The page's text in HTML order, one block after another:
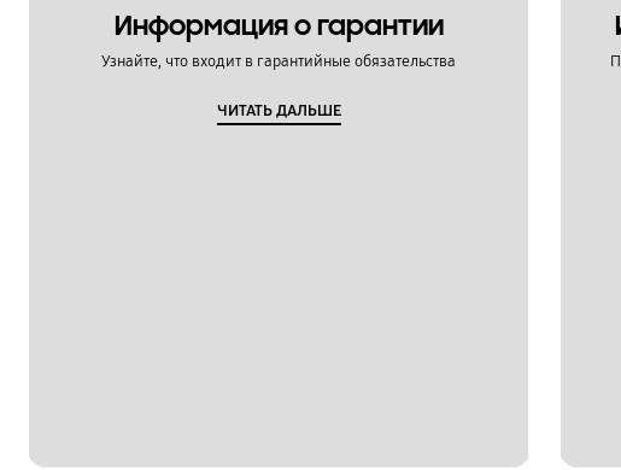
Информация о гарантии
Узнайте, что входит в гарантийные обязательства
ЧИТАТЬ ДАЛЬШЕ